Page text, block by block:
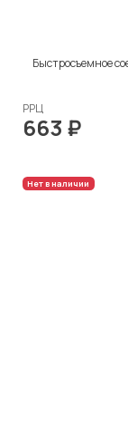
Быстросъемное
РРЦ
663 ₽
Нет в наличии